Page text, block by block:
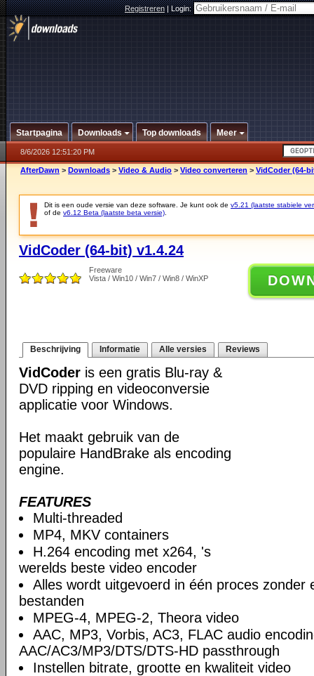
Registreren|Login:
Startpagina Downloads Top downloads Meer
8/6/2026 12:51:20 PM
AfterDawn > Downloads > Video & Audio > Video converteren > VidCoder (64-
Dit is een oude versie van deze software. Je kunt ook de v5.21 (laatste stabiele
of de v6.12 Beta (laatste beta versie)
VidCoder (64-bit) v1.4.24
Freeware
Vista / Win10 / Win7 / Win8 / WinXP
Beschrijving Informatie Alle versies Reviews
VidCoder is een gratis Blu-ray &
DVD ripping en videoconversie
applicatie voor Windows.
Het maakt gebruik van de
populaire HandBrake als encoding
engine.
FEATURES
Multi-threaded
MP4, MKV containers
H.264 encoding met x264, 's
werelds beste video encoder
Alles wordt uitgevoerd in één proces zonder
bestanden
MPEG-4, MPEG-2, Theora video
AAC, MP3, Vorbis, AC3, FLAC audio
AAC/AC3/MP3/DTS/DTS-HD passthrough
Instellen bitrate, grootte en kwaliteit video